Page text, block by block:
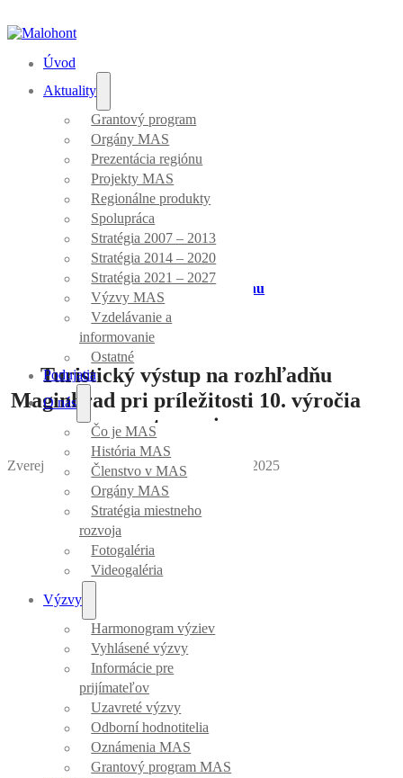
Úvod
Aktuality
Grantový program
Orgány MAS
Prezentácia regiónu
Projekty MAS
Regionálne produkty
Spolupráca
Stratégia 2007 – 2013
Stratégia 2014 – 2020
Stratégia 2021 – 2027
Výzvy MAS
Vzdelávanie a
informovanie
Ostatné
Podujatia
O nás
Čo je MAS
História MAS
Členstvo v MAS
Orgány MAS
Stratégia miestneho
rozvoja
Fotogaléria
Videogaléria
Výzvy
Harmonogram výziev
Vyhlásené výzvy
Informácie pre
prijímateľov
Uzavreté výzvy
Odborní hodnotitelia
Oznámenia MAS
Grantový program MAS
Aktuality
Úvod/Prezentácia regiónu
Turistický výstup na rozhľadňu
Maginhrad pri príležitosti 10. výročia
otvorenia
Zverejnila Danka Bartová ｜Dátum: 12.09.2025